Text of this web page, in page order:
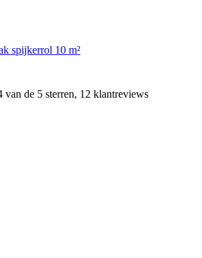
spijkerrol 10 m²
van de 5 sterren, 12 klantreviews